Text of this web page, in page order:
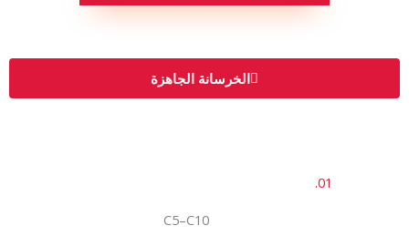
الخرسانة الجاهزة
01.
C5–C10